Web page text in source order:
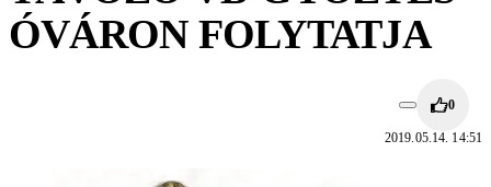
ÓVÁRON FOLYTATJA
0
2019.05.14. 14:51